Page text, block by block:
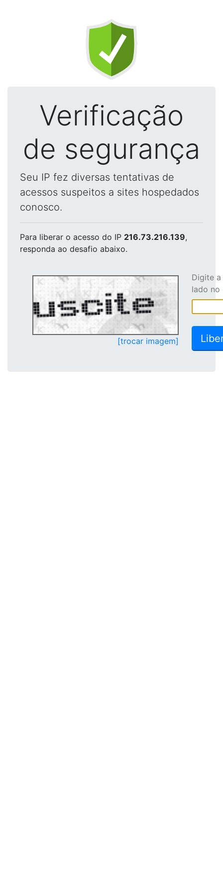
Verificação
de segurança
Seu IP fez diversas tentativas de
acessos suspeitos a sites hospedados
conosco.
Para liberar o acesso do IP 216.73.216.139,
responda ao desafio abaixo.
[trocar imagem]
Digite
lado no